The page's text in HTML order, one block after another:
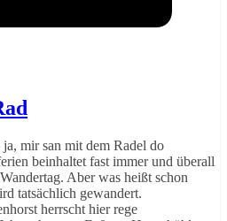
mir san mit dem Radel do
beinhaltet fast immer und überall
Aber was heißt schon
tatsächlich gewandert.
herrscht hier rege